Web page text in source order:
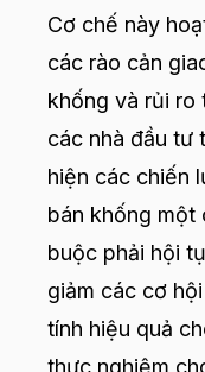
Cơ chế này
các rào cản
khống và rủi ro
các nhà đầu tư
hiện các chiến
bán khống một
buộc phải hội
giảm các cơ
tính hiệu quả
thực nghiệm